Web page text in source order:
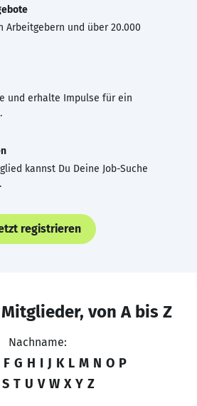
Arbeitgebern und über 20.000
und erhalte Impulse für ein
kannst Du Deine Job-Suche
registrieren
Mitglieder, von A bis Z
Nachname:
F G H I J K L M N O P
S T U V W X Y Z